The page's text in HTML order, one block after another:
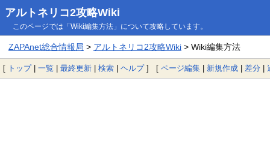
アルトネリコ2攻略Wiki
このページでは「Wiki編集方法」について攻略しています。
ZAPAnet総合情報局 > アルトネリコ2攻略Wiki> Wiki編集方法
[ トップ| 一覧 | 最終更新 | 検索 | ヘルプ] [ ページ編集 | 新規作成 | 差分 |